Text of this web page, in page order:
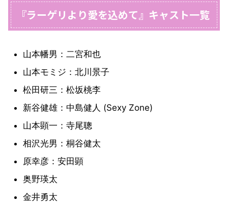
『ラーゲリより愛を込めて』キャスト一覧
山本幡男：二宮和也
山本モミジ：北川景子
松田研三：松坂桃李
新谷健雄：中島健人 (Sexy Zone)
山本顕一：寺尾聰
相沢光男：桐谷健太
原幸彦：安田顕
奥野瑛太
金井勇太